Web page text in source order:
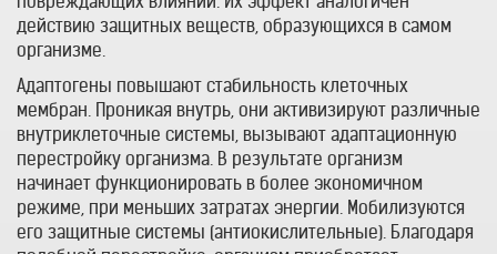
действию защитных веществ, образующихся в самом
организме.
Адаптогены повышают стабильность клеточных
мембран. Проникая внутрь, они активизируют различные
внутриклеточные системы, вызывают адаптационную
перестройку организма. В результате организм
начинает функционировать в более экономичном
режиме, при меньших затратах энергии. Мобилизуются
его защитные системы (антиокислительные). Благодаря